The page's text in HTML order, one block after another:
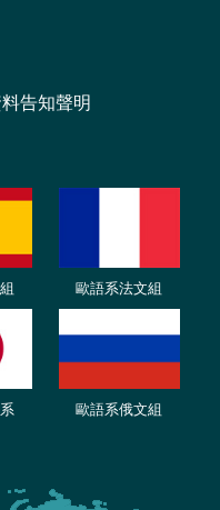
告知聲明
歐語系法文組
歐語系俄文組